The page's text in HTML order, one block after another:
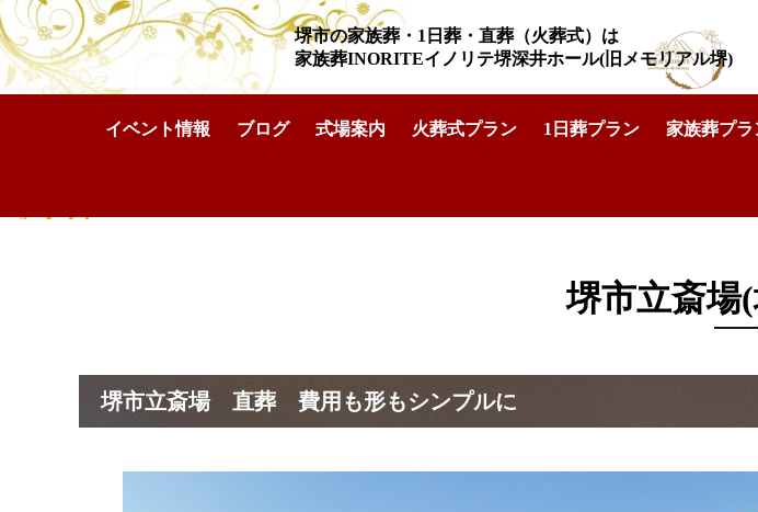
堺市の家族葬・1日葬・直葬（火葬式）は
家族葬INORITEイノリテ堺深井ホール(旧メモリアル堺)
イベント情報 ブログ 式場案内 火葬式プラン 1日葬プラン 家族葬プラ
堺市立斎場
堺市立斎場 直葬 費用も形もシンプルに